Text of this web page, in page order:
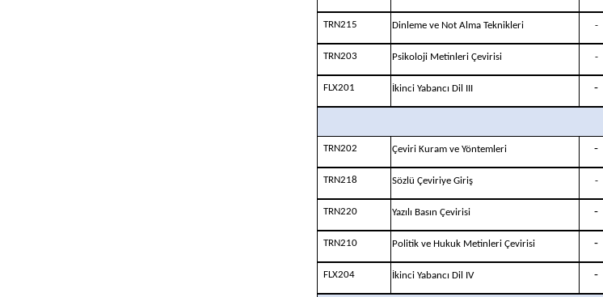
TRN215 Dinleme ve Not Alma Teknikleri -
TRN203 Psikoloji Metinleri Çevirisi -
FLX201 İkinci Yabancı Dil III -
TRN202 Çeviri Kuram ve Yöntemleri -
TRN218 Sözlü Çeviriye Giriş -
TRN220 Yazılı Basın Çevirisi -
TRN210 Politik ve Hukuk Metinleri Çevirisi -
FLX204 İkinci Yabancı Dil IV -